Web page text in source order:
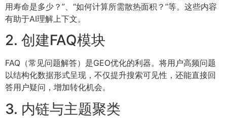
用寿命是多少？”、“如何计算所需散热面积？”等。这些内容
有助于AI理解上下文。
2. 创建FAQ模块
FAQ（常见问题解答）是GEO优化的利器。将用户高频问题
以结构化数据形式呈现，不仅提升搜索可见性，还能直接回
答用户疑问，增加转化机会。
3. 内链与主题聚类